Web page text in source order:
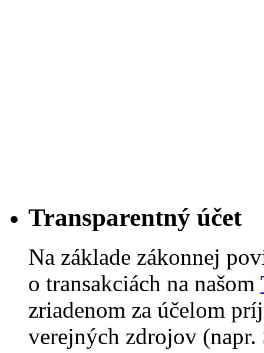
Transparentný účet
Na základe zákonnej
o transakciách na našom
zriadenom za účelom
verejných zdrojov (napr.